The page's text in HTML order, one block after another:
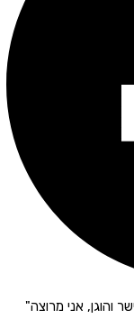
והוגן, אני מרוצה"